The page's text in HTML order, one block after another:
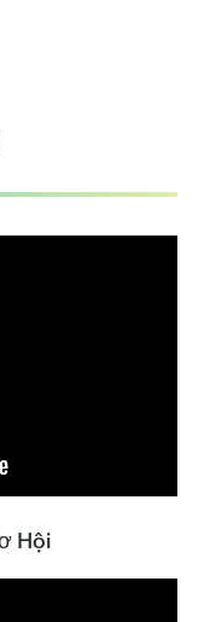
Hội